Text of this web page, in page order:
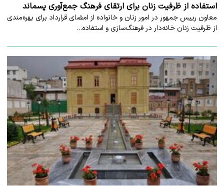
استفاده از ظرفیت زنان برای ارتقای فرهنگ جمع‌آوری پسماند
معاون رییس جمهور در امور زنان و خانواده از امضای قرارداد برای بهره‌مندی
از ظرفیت زنان خانه‌دار در فرهنگ‌سازی و استفاده…